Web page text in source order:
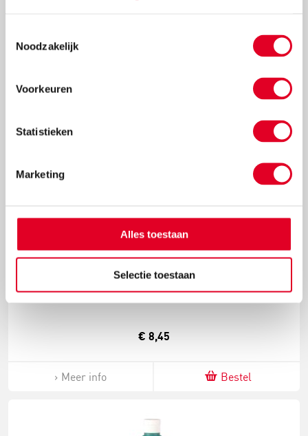
Noodzakelijk
Voorkeuren
Statistieken
Marketing
Alles toestaan
Selectie toestaan
Meer info
Glansverf | Creall | Geel | 500 ml
€ 8,45
Meer info Bestel